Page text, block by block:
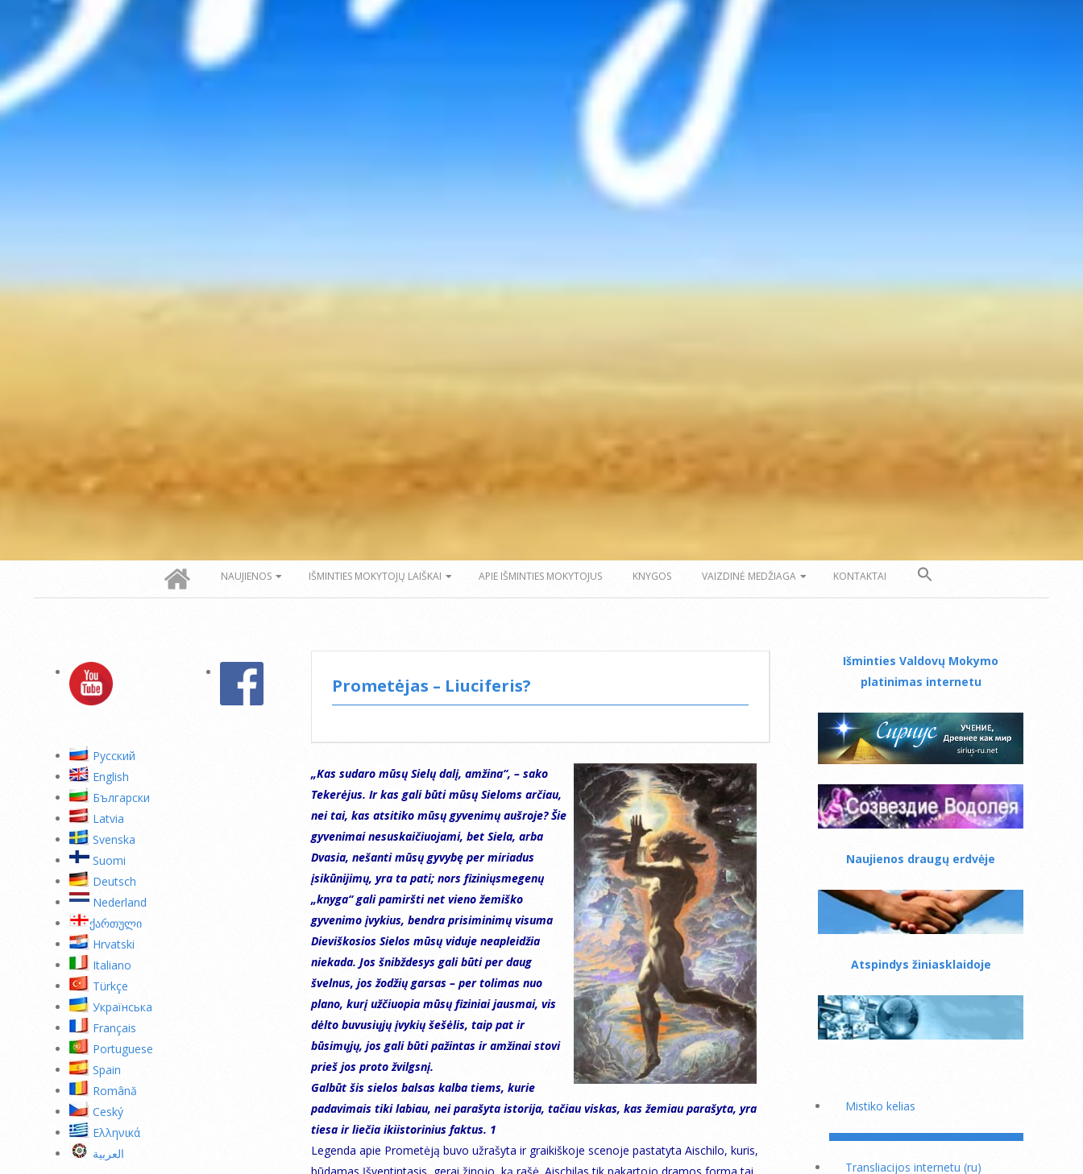
NAUJIENOS IŠMINTIES MOKYTOJŲ LAIŠKAI APIE IŠMINTIES MOKYTOJUS KNYGOS VAIZDINĖ MEDŽIAGA KONTAKTAI
Prometėjas – Liuciferis?
„Kas sudaro mūsų Sielų dalį, amžina“, – sako
Tekerėjus. Ir kas gali būti mūsų Sieloms arčiau,
nei tai, kas atsitiko mūsų gyvenimų aušroje? Šie
gyvenimai nesuskaičiuojami, bet Siela, arba
Dvasia, nešanti mūsų gyvybę per miriadus
įsikūnijimų, yra ta pati; nors fiziniųsmegenų
„knyga“ gali pamiršti net vieno žemiško
gyvenimo įvykius, bendra prisiminimų visuma
Dieviškosios Sielos mūsų viduje neapleidžia
niekada. Jos šnibždesys gali būti per daug
švelnus, jos žodžių garsas – per tolimas nuo
plano, kurį užčiuopia mūsų fiziniai jausmai, vis
dėlto buvusiųjų įvykių šešėlis, taip pat ir
būsimųjų, jos gali būti pažintas ir amžinai stovi
prieš jos proto žvilgsnį.
Galbūt šis sielos balsas kalba tiems, kurie
padavimais tiki labiau, nei parašyta istorija, tačiau viskas, kas žemiau parašyta, yra
tiesa ir liečia ikiistorinius faktus. 1
Legenda apie Prometėją buvo užrašyta ir graikiškoje scenoje pastatyta Aischilo, kuris,
Pусский
English
Български
Latvia
Svenska
Suomi
Deutsch
Nederland
ქართული
Hrvatski
Italiano
Türkçe
Українська
Français
Portuguese
Spain
Română
Ceský
Ελληνικά
العربية
Išminties Valdovų Mokymo
platinimas internetu
Naujienos draugų erdvėje
Atspindys žiniasklaidoje
Mistiko kelias
Transliacijos internetu (ru)